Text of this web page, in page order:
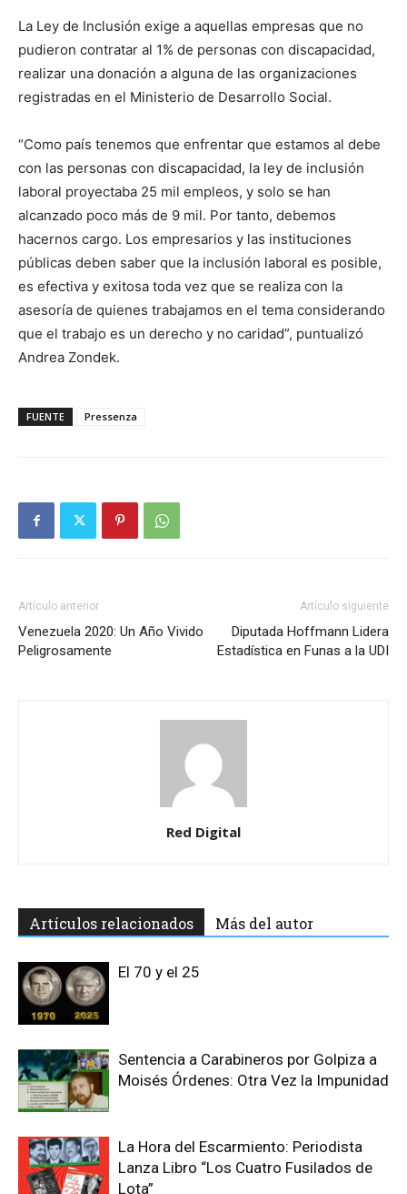
La Ley de Inclusión exige a aquellas empresas que no
pudieron contratar al 1% de personas con discapacidad,
realizar una donación a alguna de las organizaciones
registradas en el Ministerio de Desarrollo Social.
“Como país tenemos que enfrentar que estamos al debe
con las personas con discapacidad, la ley de inclusión
laboral proyectaba 25 mil empleos, y solo se han
alcanzado poco más de 9 mil. Por tanto, debemos
hacernos cargo. Los empresarios y las instituciones
públicas deben saber que la inclusión laboral es posible,
es efectiva y exitosa toda vez que se realiza con la
asesoría de quienes trabajamos en el tema considerando
que el trabajo es un derecho y no caridad”, puntualizó
Andrea Zondek.
FUENTE Pressenza
Artículo anterior
Venezuela 2020: Un Año Vivido
Peligrosamente
Artículo siguiente
Diputada Hoffmann Lidera
Estadística en Funas a la UDI
Red Digital
Artículos relacionados Más del autor
El 70 y el 25
Sentencia a Carabineros por Golpiza a
Moisés Órdenes: Otra Vez la Impunidad
La Hora del Escarmiento: Periodista
Lanza Libro “Los Cuatro Fusilados de
Lota”